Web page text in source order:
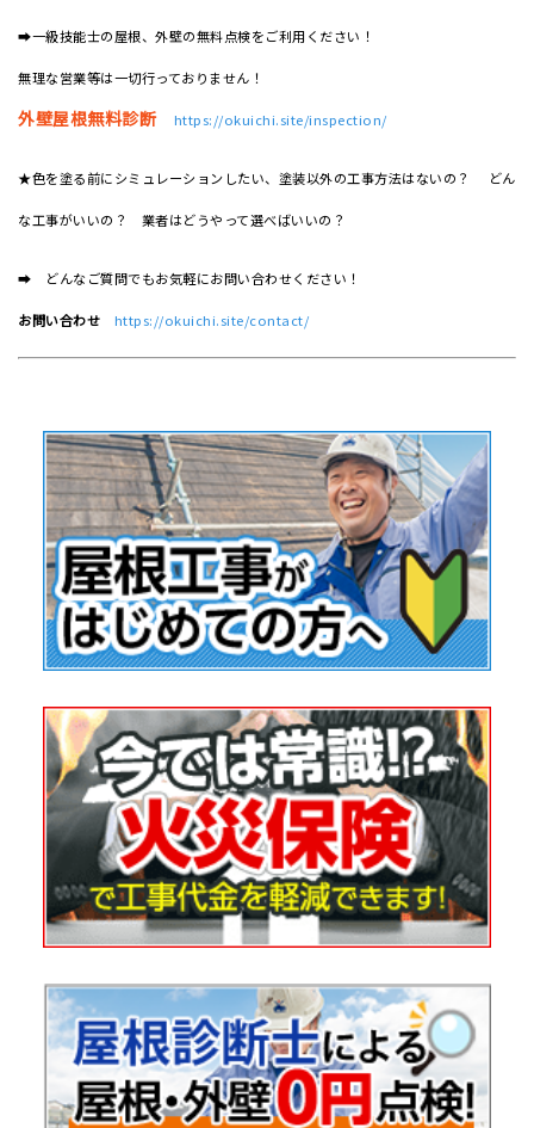
➡一級技能士の屋根、外壁の無料点検をご利用ください！
無理な営業等は一切行っておりません！
外壁屋根無料診断 https://okuichi.site/inspection/
★色を塗る前にシミュレーションしたい、塗装以外の工事方法はないの？ どん
な工事がいいの？ 業者はどうやって選べばいいの？
➡ どんなご質問でもお気軽にお問い合わせください！
お問い合わせ https://okuichi.site/contact/